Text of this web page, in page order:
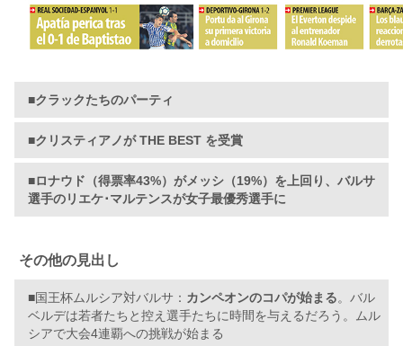
■クラックたちのパーティ
■クリスティアノが THE BEST を受賞
■ロナウド（得票率43%）がメッシ（19%）を上回り、バルサ
選手のリエケ･マルテンスが女子最優秀選手に
その他の見出し
■国王杯ムルシア対バルサ： カンペオンのコパが始まる。バル
ベルデは若者たちと控え選手たちに時間を与えるだろう。ムル
シアで大会4連覇への挑戦が始まる